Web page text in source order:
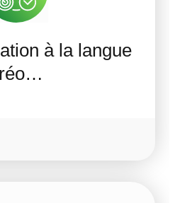
à la langue